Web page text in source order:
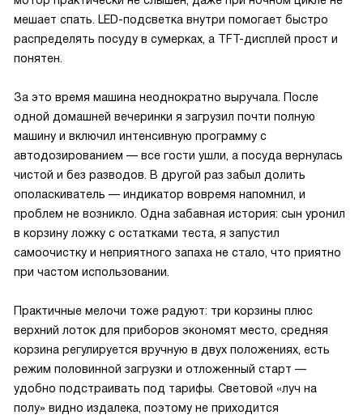
мешает спать. LED-подсветка внутри помогает быстро
распределять посуду в сумерках, а TFT-дисплей прост и
понятен.
За это время машина неоднократно выручала. После
одной домашней вечеринки я загрузил почти полную
машину и включил интенсивную программу с
автодозированием — все гости ушли, а посуда вернулась
чистой и без разводов. В другой раз забыл долить
ополаскиватель — индикатор вовремя напомнил, и
проблем не возникло. Одна забавная история: сын уронил
в корзину ложку с остатками теста, я запустил
самоочистку и неприятного запаха не стало, что приятно
при частом использовании.
Практичные мелочи тоже радуют: три корзины плюс
верхний лоток для приборов экономят место, средняя
корзина регулируется вручную в двух положениях, есть
режим половинной загрузки и отложенный старт —
удобно подстраивать под тарифы. Световой «луч на
полу» видно издалека, поэтому не приходится